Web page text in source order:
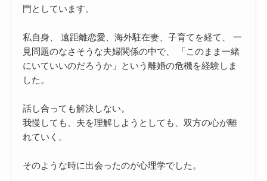
門としています。
私自身、 遠距離恋愛、海外駐在妻、子育てを経て、 一
見問題のなさそうな夫婦関係の中で、 「このまま一緒
にいていいのだろうか」という離婚の危機を経験しま
した。
話し合っても解決しない。
我慢しても、夫を理解しようとしても、双方の心が離
れていく。
そのような時に出会ったのが心理学でした。